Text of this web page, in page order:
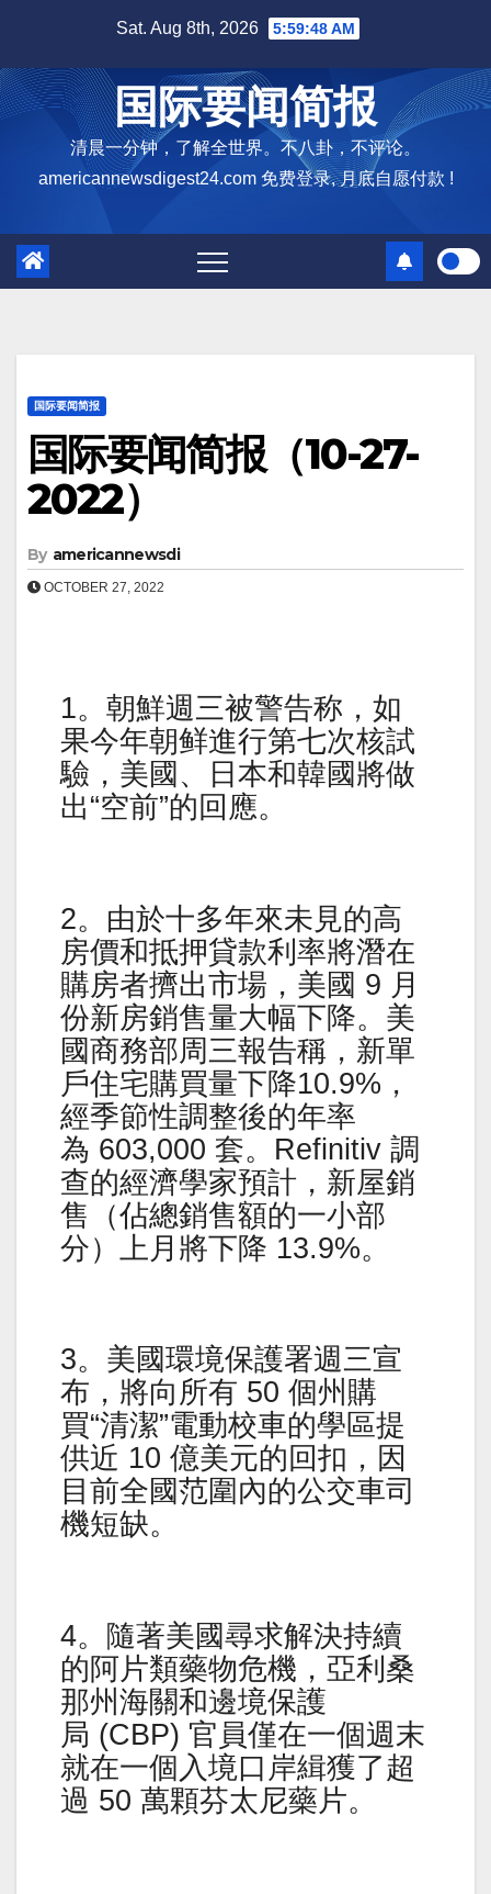
content
Sat. Aug 8th, 2026 5:59:49 AM
国际要闻简报
清晨一分钟，了解全世界。不八卦，不评论。
americannewsdigest24.com 免费登录, 月底自愿付款 !
国际要闻简报
国际要闻简报（10-27-
2022）
By americannewsdi
OCTOBER 27, 2022
1。朝鮮週三被警告称，如
果今年朝鲜進行第七次核試
驗，美國、日本和韓國將做
出“空前”的回應。
2。由於十多年來未見的高
房價和抵押貸款利率將潛在
購房者擠出市場，美國 9 月
份新房銷售量大幅下降。美
國商務部周三報告稱，新單
戶住宅購買量下降10.9%，
經季節性調整後的年率
為 603,000 套。Refinitiv 調
查的經濟學家預計，新屋銷
售（佔總銷售額的一小部
分）上月將下降 13.9%。
3。美國環境保護署週三宣
布，將向所有 50 個州購
買“清潔”電動校車的學區提
供近 10 億美元的回扣，因
目前全國范圍內的公交車司
機短缺。
4。隨著美國尋求解決持續
的阿片類藥物危機，亞利桑
那州海關和邊境保護
局 (CBP) 官員僅在一個週末
就在一個入境口岸緝獲了超
過 50 萬顆芬太尼藥片。